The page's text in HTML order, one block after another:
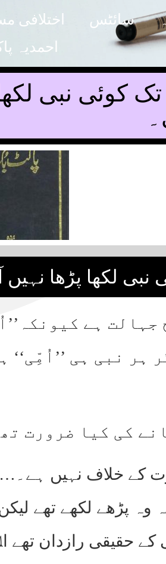
سائٹس اختلافی
احمدیہ
12 ۔ آج تک کوئی
ہے
ہر نبی ہی
نبوت کے خلاف
وہ پڑھے لکھے تھے
حقیقی رازدان تھے